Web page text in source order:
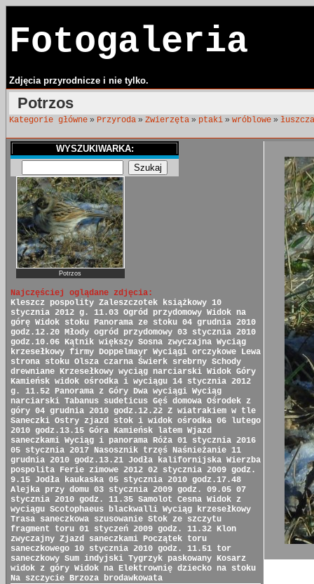
Fotogaleria
Zdjęcia przyrodnicze i nie tylko.
Potrzos
Kategorie główne » Przyroda » Zwierzęta » ptaki » wróblowe »
WYSZUKIWARKA:
Potrzos
Najczęściej oglądane zdjęcia:
Kleszcz pospolity Zaleszczotek książkowy 10
stycznia 2012 g. 11.03 Ogród przydomowy Widok na
górę Widok stoku Panorama ze stoku 04 grudnia 2010
godz.12.20 Młody ogród przydomowy 03 stycznia 2010
godz.10.06 Kątnik większy Sosna zwyczajna Wyciąg
krzesełkowy firmy Doppelmayr Wyciągi orczykowe Lewa
strona stoku Olsza czarna Świerk srebrny Schody
drewniane Krzesełkowy wyciąg narciarski Widok Góry
Kamieńsk widok ośrodka i wyciągu 14 stycznia 2012
g. 11.52 Panorama z Góry Dwa wyciągi Wyciąg
narciarski Tabanus sudeticus Gęś domowa Ośrodek z
góry 04 grudnia 2010 godz.12.22 Z wiatrakiem w tle
Saneczki Ostry zjazd stok i widok ośrodka 06 lutego
2010 godz.13.15 Góra Kamieńsk latem Wjazd
saneczkami Wyciąg i panorama Róża 01 stycznia 2016
05 stycznia 2017 Nasosznik trzęś Naśnieżanie 11
grudnia 2010 godz.13.21 Jodła kalifornijska Wierzba
pospolita Ferie zimowe 2012 02 stycznia 2009 godz.
9.15 Jodła kaukaska 05 stycznia 2010 godz.17.48
Alejka przy domu 03 stycznia 2009 godz. 09.05 07
stycznia 2010 godz. 11.35 Samolot Cesna Widok z
wyciągu Scotophaeus blackwalli Wyciąg krzesełkowy
Trasa saneczkowa szusowanie Stok ze szczytu
fragment toru 01 styczeń 2009 godz. 11.32 Klon
zwyczajny Zjazd saneczkami Początek toru
saneczkowego 10 stycznia 2010 godz. 11.51 tor
saneczkowy Sum indyjski Tygrzyk paskowany Kosarz
widok z góry Widok na Elektrownię dziecko na stoku
Na szczycie Brzoza brodawkowata